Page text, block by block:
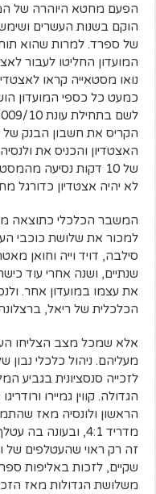
הפעם מחטא היוהרה של
הוקם בשנות העשרים
של ספרד. למרות שהוא
המועדון החליטו לעבור
כמעט כל כספי המועדון
הקריס את חשבון הבנק של
האצטדיון והכניס את
של 10 דקות נסיעה
לא יהיה אצטדיון כדורגל
המשבר הכלכלי כתוצאה
למכור את שלושת כוכבי
סילבה, דויד וייה וחואן
שנתיים, ושנה אחרי עוד
את עצמו במועדון אחר.
הכלכלית של ריאל,
אלא שמכל מצב הצליחו
מעליהם. ניהול כלכלי
לזכייה סנסציונית בגביע
הגדולה. קווין גמיירו
הראשון ולונסיה מאז
מדריד 4:1, ובעונה
זה רק ראוי שהעטלפים של
שקיים, לזכות באליפות
משלושת הגדולות מאז